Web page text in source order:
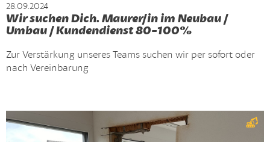
28.09.2024
Wir suchen Dich. Maurer/in im Neubau /
Umbau / Kundendienst 80-100%
Zur Verstärkung unseres Teams suchen wir per sofort oder
nach Vereinbarung